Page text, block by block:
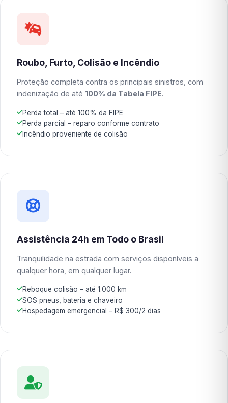
Roubo, Furto, Colisão e Incêndio
Proteção completa contra os principais sinistros, com
indenização de até 100% da Tabela FIPE.
Perda total – até 100% da FIPE
Perda parcial – reparo conforme contrato
Incêndio proveniente de colisão
Assistência 24h em Todo o Brasil
Tranquilidade na estrada com serviços disponíveis a
qualquer hora, em qualquer lugar.
Reboque colisão – até 1.000 km
SOS pneus, bateria e chaveiro
Hospedagem emergencial – R$ 300/2 dias